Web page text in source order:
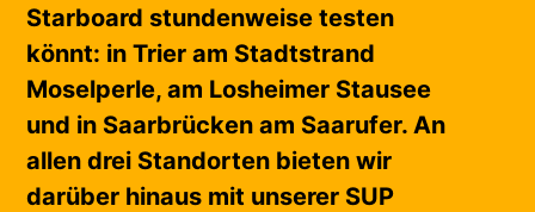
Starboard stundenweise testen
könnt: in Trier am Stadtstrand
Moselperle, am Losheimer Stausee
und in Saarbrücken am Saarufer. An
allen drei Standorten bieten wir
darüber hinaus mit unserer SUP